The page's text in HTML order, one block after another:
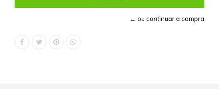
← ou continuar a compra